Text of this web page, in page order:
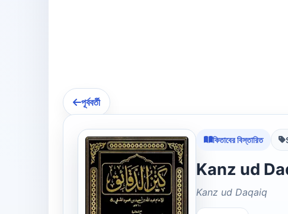
পূর্ববর্তী
কিতাবের বিস্তারিত
Kanz ud Daqaiq